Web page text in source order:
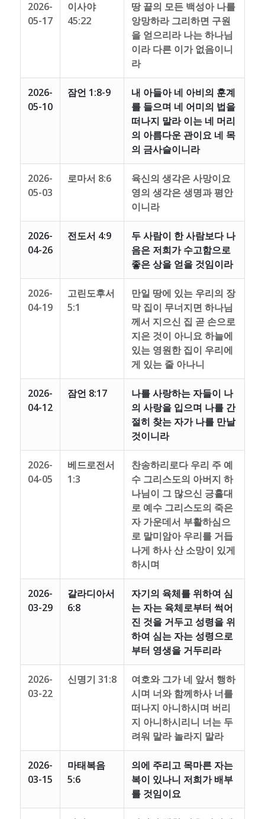
2026-
05-17
이사야
45:22
땅 끝의 모든 백성아 나를
앙망하라 그리하면 구원
을 얻으리라 나는 하나님
이라 다른 이가 없음이니
라
2026-
05-10
잠언 1:8-9
내 아들아 네 아비의 훈계
를 들으며 네 어미의 법을
떠나지 말라 이는 네 머리
의 아름다운 관이요 네 목
의 금사슬이니라
2026-
05-03
로마서 8:6
육신의 생각은 사망이요
영의 생각은 생명과 평안
이니라
2026-
04-26
전도서 4:9
두 사람이 한 사람보다 나
음은 저희가 수고함으로
좋은 상을 얻을 것임이라
2026-
04-19
고린도후서
5:1
만일 땅에 있는 우리의 장
막 집이 무너지면 하나님
께서 지으신 집 곧 손으로
지은 것이 아니요 하늘에
있는 영원한 집이 우리에
게 있는 줄 아나니
2026-
04-12
잠언 8:17
나를 사랑하는 자들이 나
의 사랑을 입으며 나를 간
절히 찾는 자가 나를 만날
것이니라
2026-
04-05
베드로전서
1:3
찬송하리로다 우리 주 예
수 그리스도의 아버지 하
나님이 그 많으신 긍휼대
로 예수 그리스도의 죽은
자 가운데서 부활하심으
로 말미암아 우리를 거듭
나게 하사 산 소망이 있게
하시며
2026-
03-29
갈라디아서
6:8
자기의 육체를 위하여 심
는 자는 육체로부터 썩어
진 것을 거두고 성령을 위
하여 심는 자는 성령으로
부터 영생을 거두리라
2026-
03-22
신명기 31:8
여호와 그가 네 앞서 행하
시며 너와 함께하사 너를
떠나지 아니하시며 버리
지 아니하시리니 너는 두
려워 말라 놀라지 말라
2026-
03-15
마태복음
5:6
의에 주리고 목마른 자는
복이 있나니 저희가 배부
를 것임이요